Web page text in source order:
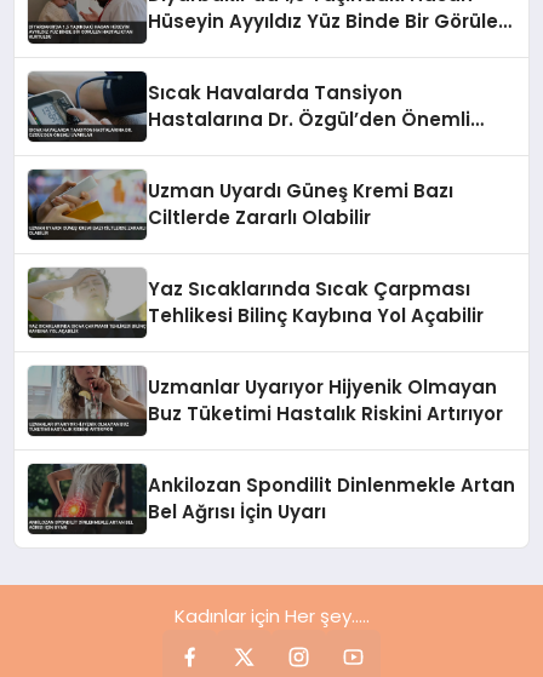
Hüseyin Ayyıldız Yüz Binde Bir Görülen
Sıcak Havalarda Tansiyon
Hastalarına Dr. Özgül’den Önemli
Uzman Uyardı Güneş Kremi Bazı
Ciltlerde Zararlı Olabilir
Yaz Sıcaklarında Sıcak Çarpması
Tehlikesi Bilinç Kaybına Yol Açabilir
Uzmanlar Uyarıyor Hijyenik Olmayan
Buz Tüketimi Hastalık Riskini Artırıyor
Ankilozan Spondilit Dinlenmekle Artan
Bel Ağrısı İçin Uyarı
Kadınlar için Her şey.....